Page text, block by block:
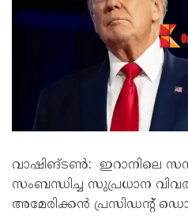
വാഷിങ്ടൺ: ഇറാനിലെ
സംബന്ധിച്ച സുപ്രധാന
അമേരിക്കൻ പ്രസിഡന്റ്